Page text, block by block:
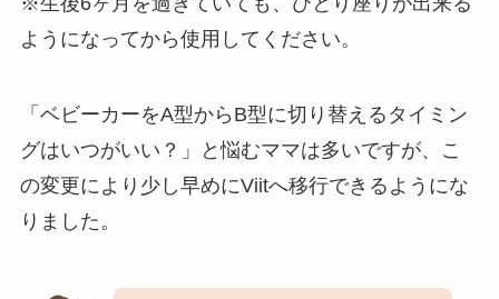
ようになってから使用してください。
「ベビーカーをA型からB型に切り替えるタイミン
グはいつがいい？」と悩むママは多いですが、こ
の変更により少し早めにViitへ移行できるようにな
りました。